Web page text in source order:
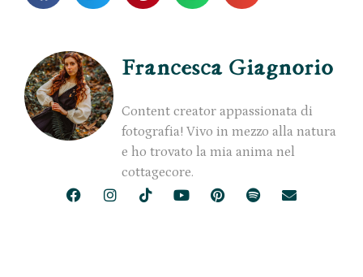
Francesca Giagnorio
Content creator appassionata di
fotografia! Vivo in mezzo alla natura
e ho trovato la mia anima nel
cottagecore.